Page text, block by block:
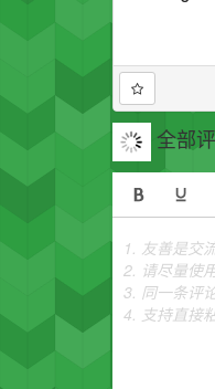
全部
1. 友善是交
2. 请尽量使
3. 同一条评
4. 支持直接